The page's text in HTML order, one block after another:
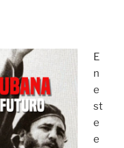
E
n
e
st
e
e